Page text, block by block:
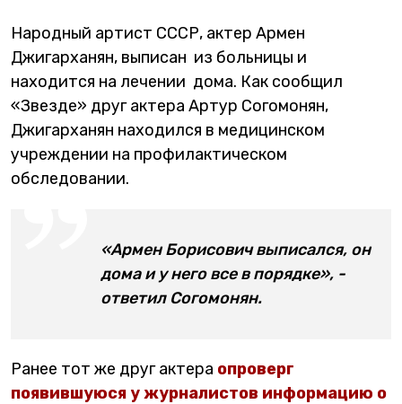
Народный артист СССР, актер Армен
Джигарханян, выписан из больницы и
находится на лечении дома. Как сообщил
«Звезде» друг актера Артур Согомонян,
Джигарханян находился в медицинском
учреждении на профилактическом
обследовании.
«Армен Борисович выписался, он
дома и у него все в порядке», -
ответил Согомонян.
Ранее тот же друг актера опроверг
появившуюся у журналистов информацию о